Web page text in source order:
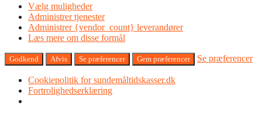
Vælg muligheder
Administrer tjenester
Administrer {vendor_count} leverandører
Læs mere om disse formål
Godkend Afvis Se præferencer Gem præferencer Se præferencer
Cookiepolitik for sundemåltidskasser.dk
Fortrolighedserklæring